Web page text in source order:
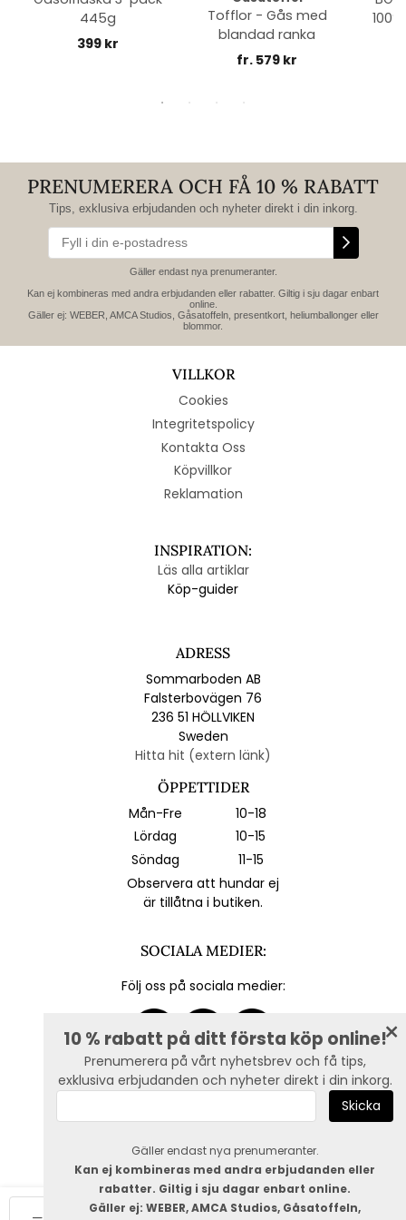
445g
399 kr
Tofflor - Gås med
blandad ranka
fr. 579 kr
10 % rabatt på ditt första köp online!
Prenumerera på vårt nyhetsbrev och få tips,
exklusiva erbjudanden och nyheter direkt i din inkorg.
Gäller endast nya prenumeranter.
Kan ej kombineras med andra erbjudanden eller
rabatter. Giltig i sju dagar enbart online.
Gäller ej: WEBER, AMCA Studios, Gåsatoffeln,
PRENUMERERA OCH FÅ 10 % RABATT
Tips, exklusiva erbjudanden och nyheter direkt i din inkorg.
Gäller endast nya prenumeranter.
Kan ej kombineras med andra erbjudanden eller rabatter. Giltig i sju dagar enbart
online.
Gäller ej: WEBER, AMCA Studios, Gåsatoffeln, presentkort, heliumballonger eller
blommor.
VILLKOR
Cookies
Integritetspolicy
Kontakta Oss
Köpvillkor
Reklamation
INSPIRATION:
Läs alla artiklar
Köp-guider
ADRESS
Sommarboden AB
Falsterbovägen 76
236 51 HÖLLVIKEN
Sweden
Hitta hit (extern länk)
ÖPPETTIDER
Mån-Fre
10-18
Lördag
10-15
Söndag
11-15
Observera att hundar ej
är tillåtna i butiken.
SOCIALA MEDIER:
Följ oss på sociala medier: